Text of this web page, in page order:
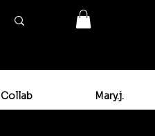
Collab Mary.j.